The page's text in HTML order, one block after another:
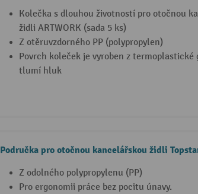
Kolečka s dlouhou životností pro otočnou
židli ARTWORK (sada 5 ks)
Z otěruvzdorného PP (polypropylen)
Povrch koleček je vyroben z termoplastické
tlumí hluk
Područka pro otočnou kancelářskou židli
Z odolného polypropylenu (PP)
Pro ergonomii práce bez pocitu únavy.